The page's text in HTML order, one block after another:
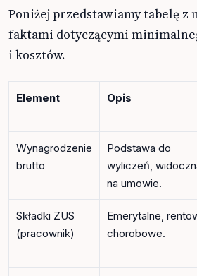
Poniżej przedstawiamy tabelę z
faktami dotyczącymi
i kosztów.
Element Opis
Wynagrodzenie
brutto
Podstawa do
wyliczeń,
na umowie.
Składki ZUS
(pracownik)
Emerytalne,
chorobowe.